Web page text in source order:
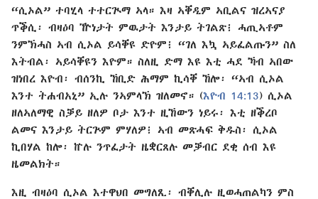
“ሲኦል” ተባሂላ ተተርጒማ ኣላ። እዛ ኣቐዲም ኣቢልና ዝረኣናያ
ጥቕሲ፡ ብዛዕባ ዅነታት ምዉታት እንታይ ትገልጽ፧ ሓጢኣቶም
ንምኽሓስ ኣብ ሲኦል ይሳቐዩ ድዮም፧ “ገለ እኳ ኣይፈልጡን” ስለ
እትብል፡ ኣይሳቐዩን እዮም። ስለዚ ድማ እዩ እቲ ሓደ ኻብ ኣበው
ዝነበረ እዮብ፡ ብሰንኪ ኸቢድ ሕማም ኪሳቐ ኸሎ፡ “ኣብ ሲኦል
እንተ ትሐብአኒ” ኢሉ ንኣምላኽ ዝለመኖ። (እዮብ 14:13) ሲኦል
ዘለኣለማዊ ስቓይ ዘለዎ ቦታ እንተ ዚኸውን ነይሩ፡ እቲ ዘቕረቦ
ልመና እንታይ ትርጕም ምሃለዎ፧ ኣብ መጽሓፍ ቅዱስ፡ ሲኦል
ኪበሃል ከሎ፡ ኵሉ ንጥፈታት ዜቋርጸሉ መቓብር ደቂ ሰብ እዩ
ዜመልክት።
እዚ ብዛዕባ ሲኦል እተዋህበ መግለጺ፡ ብቐሊሉ ዚወሓጠልካን ምስ